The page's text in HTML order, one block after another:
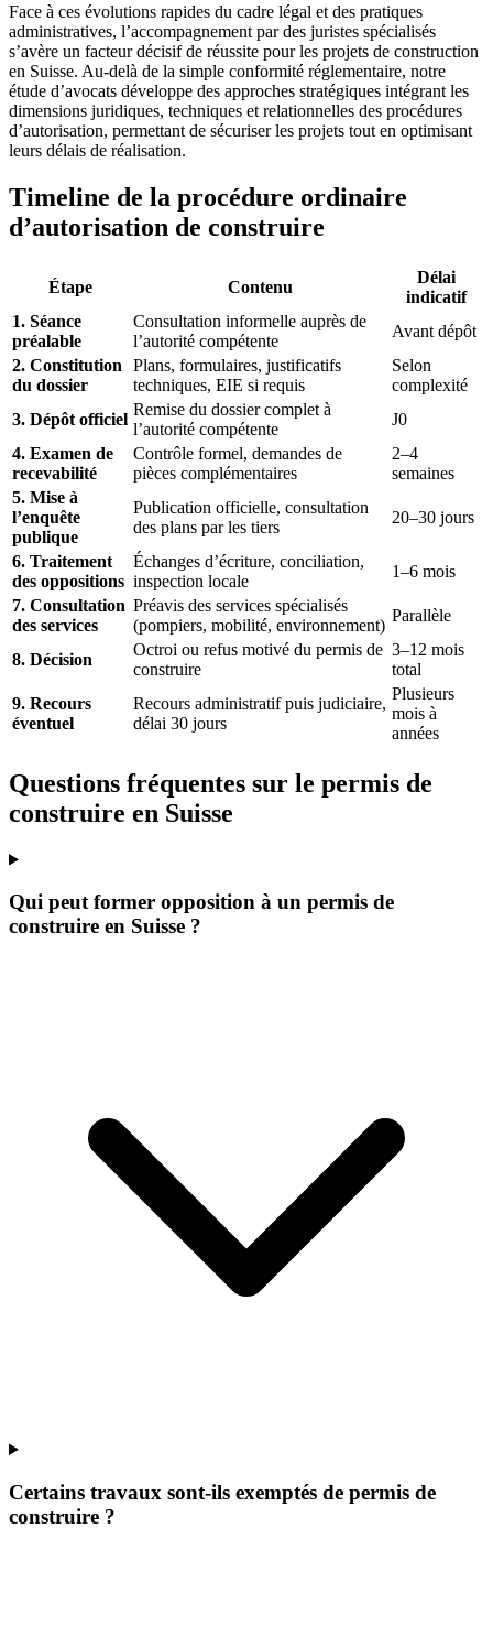
Face à ces évolutions rapides du cadre légal et des pratiques
administratives, l’accompagnement par des juristes spécialisés
s’avère un facteur décisif de réussite pour les projets de construction
en Suisse. Au-delà de la simple conformité réglementaire, notre
étude d’avocats développe des approches stratégiques intégrant les
dimensions juridiques, techniques et relationnelles des procédures
d’autorisation, permettant de sécuriser les projets tout en optimisant
leurs délais de réalisation.
Timeline de la procédure ordinaire
d’autorisation de construire
Étape Contenu
Délai
indicatif
1. Séance
préalable
Consultation informelle auprès de
l’autorité compétente
Avant dépôt
2. Constitution
du dossier
Plans, formulaires, justificatifs
techniques, EIE si requis
Selon
complexité
3. Dépôt officiel
Remise du dossier complet à
l’autorité compétente
J0
4. Examen de
recevabilité
Contrôle formel, demandes de
pièces complémentaires
2–4
semaines
5. Mise à
l’enquête
publique
Publication officielle, consultation
des plans par les tiers
20–30 jours
6. Traitement
des oppositions
Échanges d’écriture, conciliation,
inspection locale
1–6 mois
7. Consultation
des services
Préavis des services spécialisés
(pompiers, mobilité, environnement)
Parallèle
8. Décision
Octroi ou refus motivé du permis de
construire
3–12 mois
total
9. Recours
éventuel
Recours administratif puis judiciaire,
délai 30 jours
Plusieurs
mois à
années
Questions fréquentes sur le permis de
construire en Suisse
Qui peut former opposition à un permis de
construire en Suisse ?
Certains travaux sont-ils exemptés de permis de
construire ?